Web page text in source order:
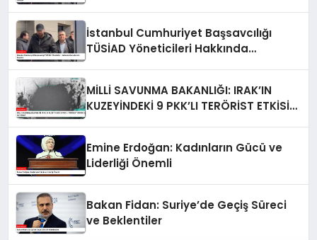
İstanbul Cumhuriyet Başsavcılığı
TÜSİAD Yöneticileri Hakkında
MİLLİ SAVUNMA BAKANLIĞI: IRAK’IN
KUZEYİNDEKİ 9 PKK’LI TERÖRİST ETKİSİZ
Emine Erdoğan: Kadınların Gücü ve
Liderliği Önemli
Bakan Fidan: Suriye’de Geçiş Süreci
ve Beklentiler